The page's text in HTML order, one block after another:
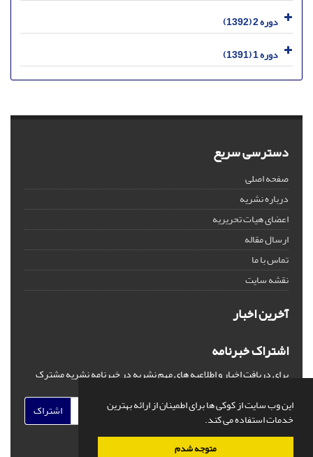
این وب سایت از کوکی ها برای اطمینان از ارائه بهترین
خدمات استفاده می کند.
متوجه شدم
دوره 2 (1392)
دوره 1 (1391)
دسترسی سریع
صفحه اصلی
درباره نشریه
اعضای هیات تحریریه
ارسال مقاله
تماس با ما
نقشه سایت
آخرین اخبار
اشتراک خبرنامه
برای دریافت اخبار و اطلاعیه های مهم نشریه در خبرنامه نشریه مشترک
اشتراک